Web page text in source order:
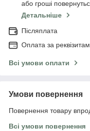
або гроші
Детальніше
Післяплата
Оплата за
Всі умови оплати
Умови повернення
Повернення товару
Всі умови повернення